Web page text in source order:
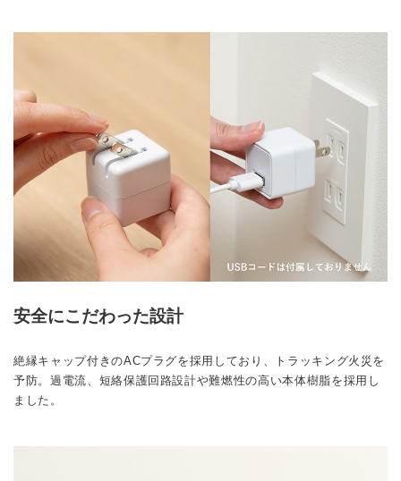
安全にこだわった設計
絶縁キャップ付きのACプラグを採用しており、トラッキング火災を
予防。過電流、短絡保護回路設計や難燃性の高い本体樹脂を採用し
ました。